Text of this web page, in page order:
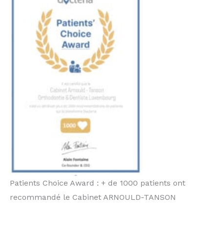
Patients Choice Award : + de 1000 patients ont
recommandé le Cabinet ARNOULD-TANSON